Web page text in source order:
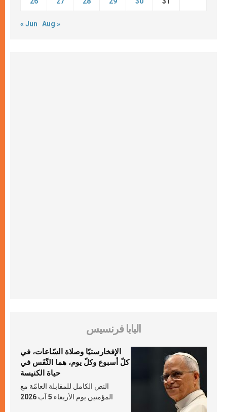
« Jun Aug »
البابا فرنسيس
الإفخارستيّا وصلاة السّاعات، في
كلّ أسبوع وكلّ يوم، هما النَّفَس في
حياة الكنيسة
النص الكامل للمقابلة العامّة مع
المؤمنين يوم الأربعاء 5 آب 2026